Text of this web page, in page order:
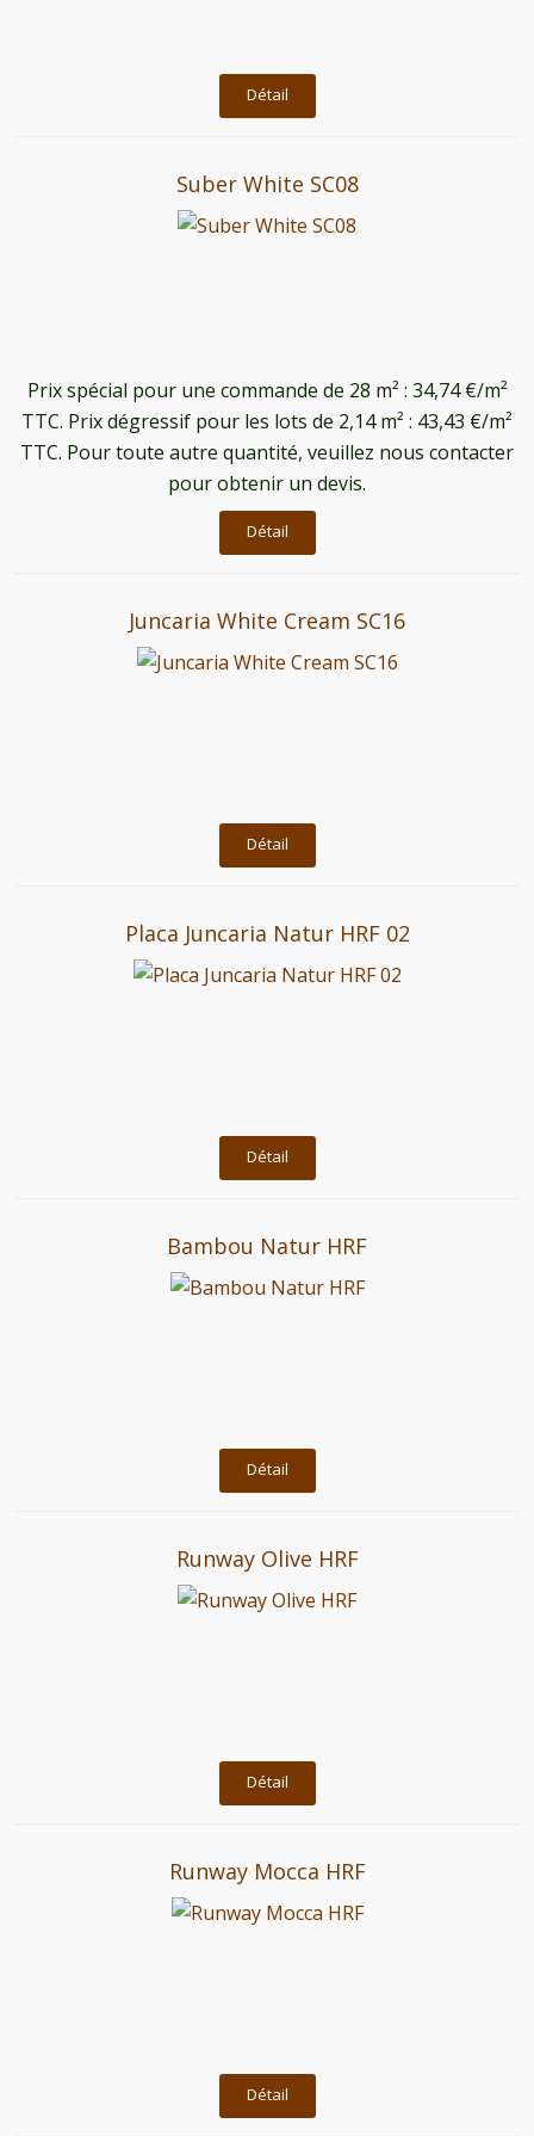
Détail
Suber White SC08
Prix ​​spécial pour une commande de 28 m² : 34,74 €/m²
TTC. Prix dégressif pour les lots de 2,14 m² : 43,43 €/m²
TTC. Pour toute autre quantité, veuillez nous contacter
pour obtenir un devis.
Détail
Juncaria White Cream SC16
Détail
Placa Juncaria Natur HRF 02
Détail
Bambou Natur HRF
Détail
Runway Olive HRF
Détail
Runway Mocca HRF
Détail